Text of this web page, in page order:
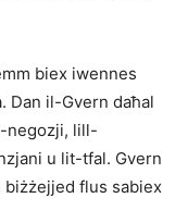
biex iwennes
Dan il-Gvern daħal
negozji, lill-
u lit-tfal. Gvern
flus sabiex